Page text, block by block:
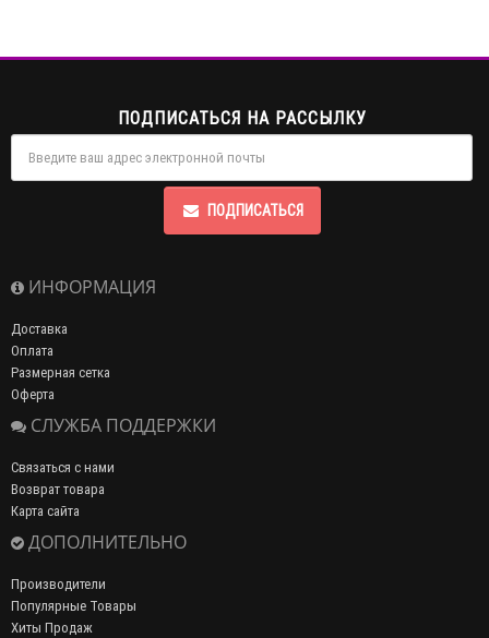
ПОДПИСАТЬСЯ НА РАССЫЛКУ
ПОДПИСАТЬСЯ
ИНФОРМАЦИЯ
Доставка
Оплата
Размерная сетка
Оферта
СЛУЖБА ПОДДЕРЖКИ
Связаться с нами
Возврат товара
Карта сайта
ДОПОЛНИТЕЛЬНО
Производители
Популярные Товары
Хиты Продаж